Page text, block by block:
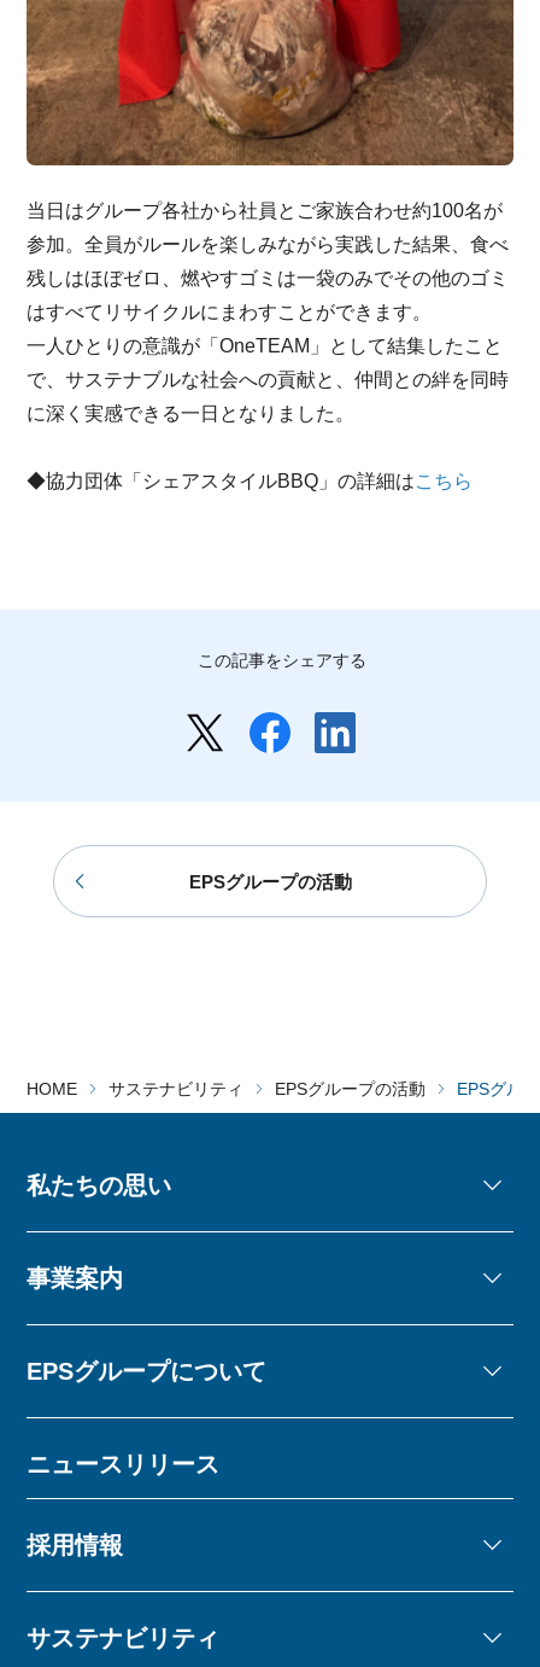
当日はグループ各社から社員とご家族合わせ約100名が
参加。全員がルールを楽しみながら実践した結果、食べ
残しはほぼゼロ、燃やすゴミは一袋のみでその他のゴミ
はすべてリサイクルにまわすことができます。
一人ひとりの意識が「OneTEAM」として結集したこと
で、サステナブルな社会への貢献と、仲間との絆を同時
に深く実感できる一日となりました。
◆協力団体「シェアスタイルBBQ」の詳細はこちら
この記事をシェアする
EPSグループの活動
HOME サステナビリティ EPSグループの活動 EPSグル
私たちの思い
事業案内
EPSグループについて
ニュースリリース
採用情報
サステナビリティ